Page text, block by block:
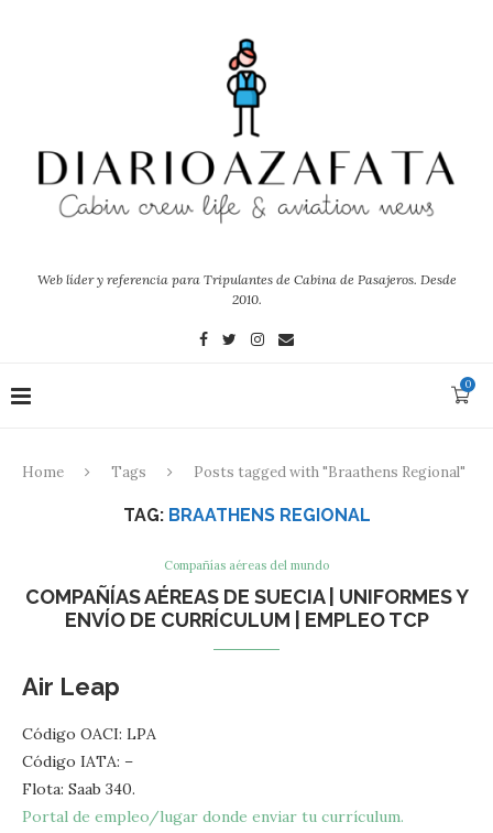
Web líder y referencia para Tripulantes de Cabina de Pasajeros. Desde
2010.
0
Home Tags Posts tagged with "Braathens Regional"
TAG: BRAATHENS REGIONAL
Compañías aéreas del mundo
COMPAÑÍAS AÉREAS DE SUECIA | UNIFORMES Y
ENVÍO DE CURRÍCULUM | EMPLEO TCP
Air Leap
Código OACI: LPA
Código IATA: –
Flota: Saab 340.
Portal de empleo/lugar donde enviar tu currículum.